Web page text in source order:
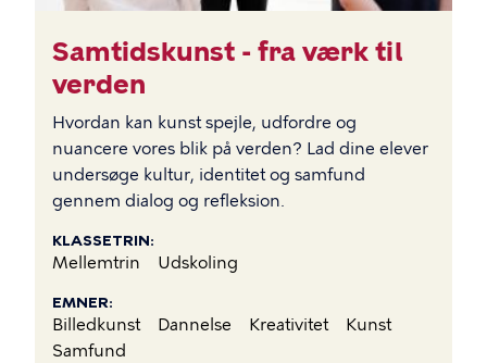
Samtidskunst - fra værk til
verden
Hvordan kan kunst spejle, udfordre og
nuancere vores blik på verden? Lad dine elever
undersøge kultur, identitet og samfund
gennem dialog og refleksion.
KLASSETRIN
Mellemtrin Udskoling
EMNER
Billedkunst Dannelse Kreativitet
Kunst
Samfund